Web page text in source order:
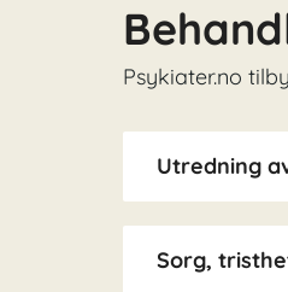
Psykiater.no
Utredning
Sorg,